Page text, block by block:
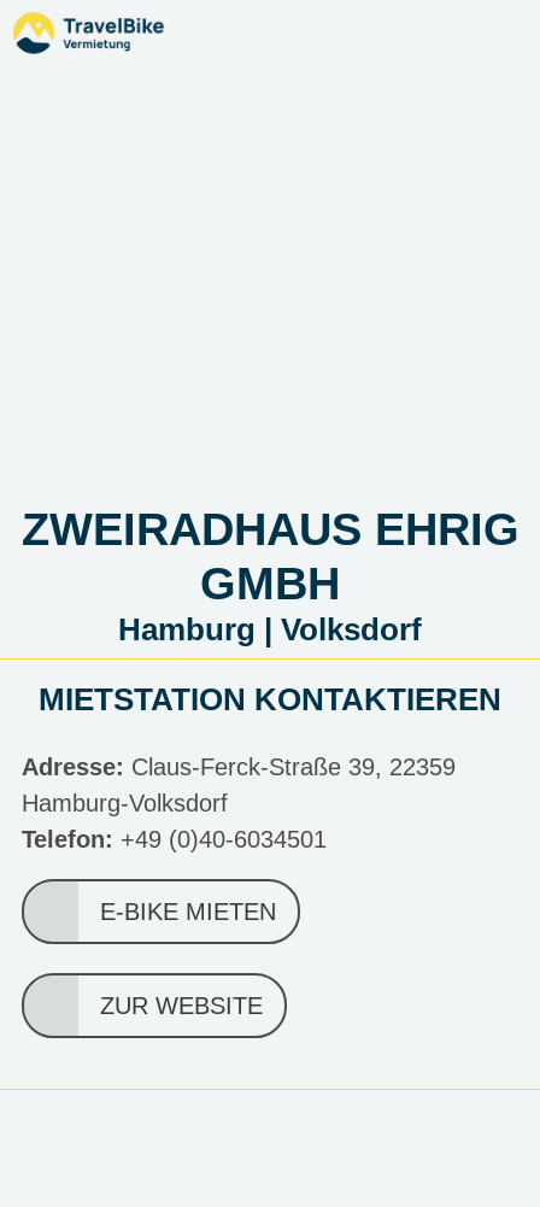
ZWEIRADHAUS EHRIG
GMBH
Hamburg | Volksdorf
MIETSTATION KONTAKTIEREN
Adresse: Claus-Ferck-Straße 39, 22359
Hamburg-Volksdorf
Telefon: +49 (0)40-6034501
E-BIKE MIETEN
ZUR WEBSITE